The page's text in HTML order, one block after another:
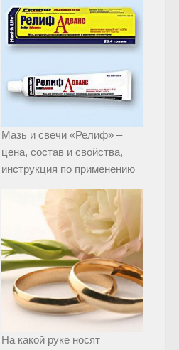
Мазь и свечи «Релиф» –
цена, состав и свойства,
инструкция по применению
На какой руке носят